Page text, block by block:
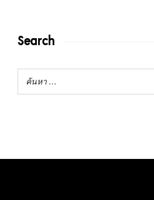
Search